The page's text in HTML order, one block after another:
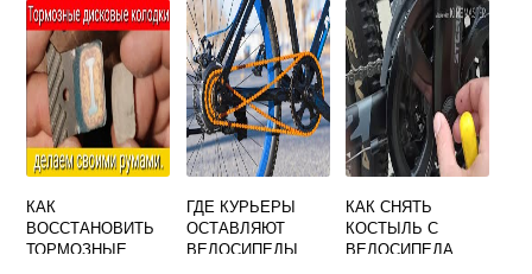
ВЕЛОСИПЕДА
СВОИМИ РУКАМИ
КАК
ВОССТАНОВИТЬ
ТОРМОЗНЫЕ
ГДЕ КУРЬЕРЫ
ОСТАВЛЯЮТ
ВЕЛОСИПЕДЫ
КАК СНЯТЬ
КОСТЫЛЬ С
ВЕЛОСИПЕДА